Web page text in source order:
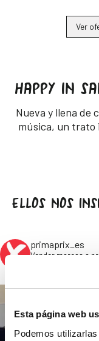
Esta página web
Podemos
Ver
HAPPY IN
Nueva y llena de
música, un trato
ELLOS NOS
primaprix_es
Vender marcas a